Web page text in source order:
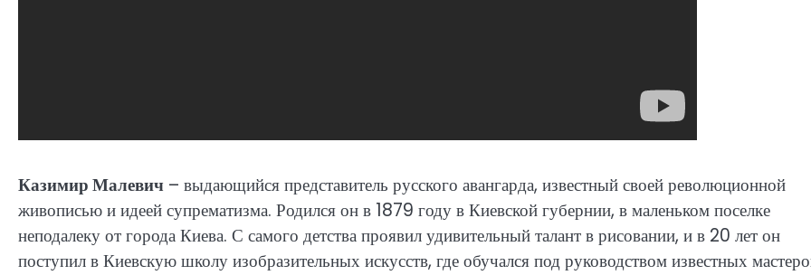
Казимир Малевич – выдающийся представитель русского авангарда, известный своей революционной
живописью и идеей супрематизма. Родился он в 1879 году в Киевской губернии, в маленьком поселке
неподалеку от города Киева. С самого детства проявил удивительный талант в рисовании, и в 20 лет он
поступил в Киевскую школу изобразительных искусств, где обучался под руководством известных